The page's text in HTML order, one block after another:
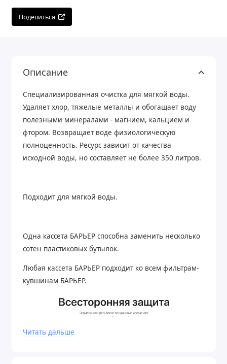
Поделиться
Описание
Специализированная очистка для мягкой воды.
Удаляет хлор, тяжелые металлы и обогащает воду
полезными минералами - магнием, кальцием и
фтором. Возвращает воде физиологическую
полноценность. Ресурс зависит от качества
исходной воды, но составляет не более 350 литров.
Подходит для мягкой воды.
Одна кассета БАРЬЕР способна заменить несколько
сотен пластиковых бутылок.
Любая кассета БАРЬЕР подходит ко всем фильтрам-
кувшинам БАРЬЕР.
Читать дальше